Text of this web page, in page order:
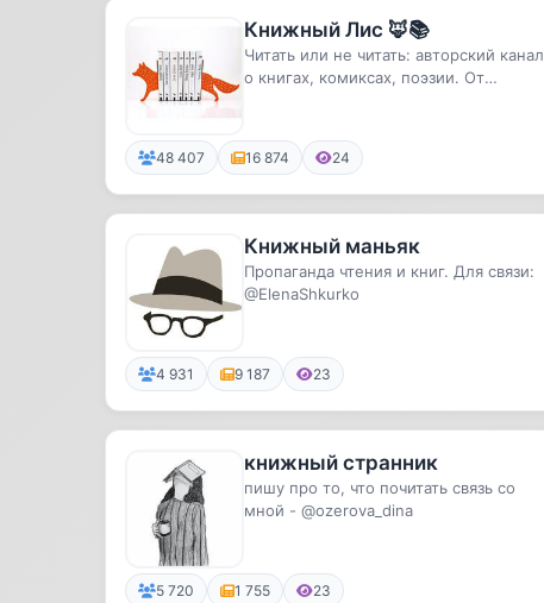
Книжный Лис 🦊📚
Читать или не читать: авторский канал
о книгах, комиксах, поэзии. От
48 407 16 874 24
Книжный маньяк
Пропаганда чтения и книг. Для связи:
@ElenaShkurko
4 931 9 187 23
книжный странник
пишу про то, что почитать связь со
мной - @ozerova_dina
5 720 1 755 23